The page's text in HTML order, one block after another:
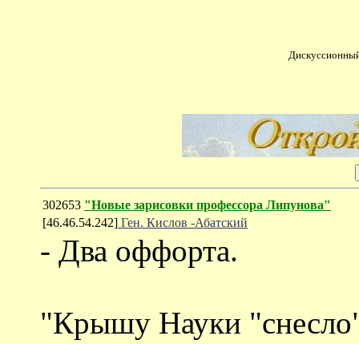
302653 "Новые зарисовки профессора Липунова"
[46.46.54.242] Ген. Кислов -Абатский
- Два оффорта.
"Крышу Науки